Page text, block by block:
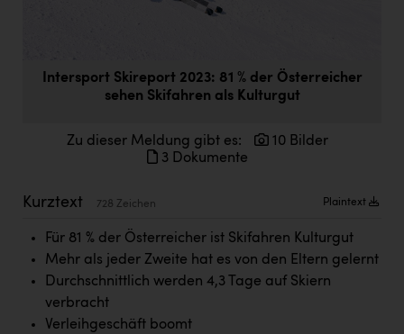
everfield
Fristads Austria
INTERSPAR
INTERSPORT Austria
Intersport Skireport 2023: 81 % der Österreicher
sehen Skifahren als Kulturgut
Zu dieser Meldung gibt es:
10 Bilder
3 Dokumente
Kurztext 728 Zeichen Plaintext
Für 81 % der Österreicher ist Skifahren Kulturgut
Mehr als jeder Zweite hat es von den Eltern gelernt
Durchschnittlich werden 4,3 Tage auf Skiern
verbracht
Verleihgeschäft boomt